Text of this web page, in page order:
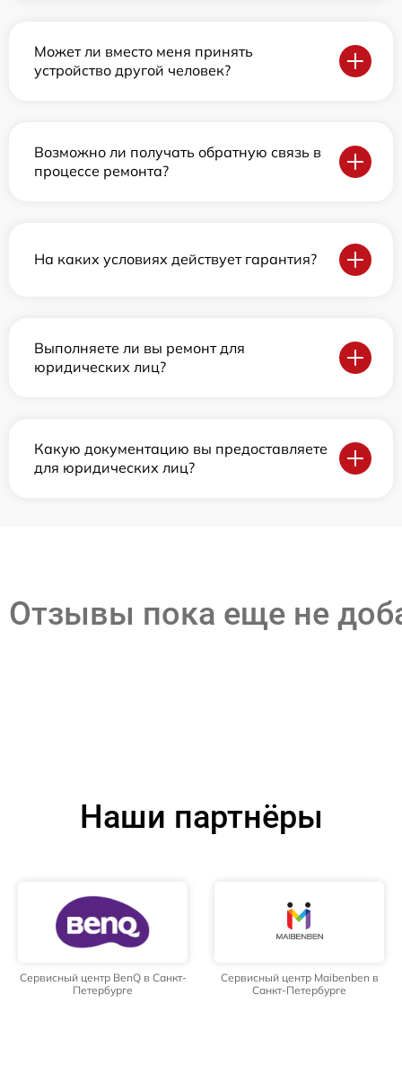
Может ли вместо меня принять
устройство другой человек?
Возможно ли получать обратную связь в
процессе ремонта?
На каких условиях действует гарантия?
Выполняете ли вы ремонт для
юридических лиц?
Какую документацию вы предоставляете
для юридических лиц?
Отзывы пока еще не
Наши партнёры
Сервисный центр BenQ в Санкт-
Петербурге
Сервисный центр Maibenben в
Санкт-Петербурге